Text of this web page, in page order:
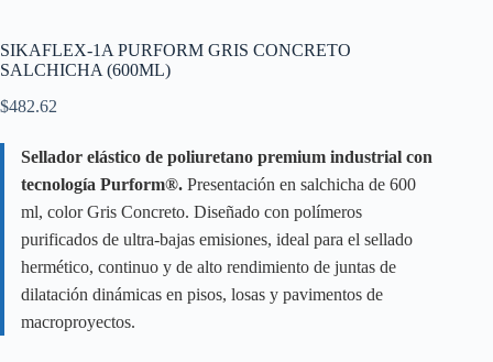
SIKAFLEX-1A PURFORM GRIS CONCRETO
SALCHICHA (600ML)
$482.62
Sellador elástico de poliuretano premium industrial con
tecnología Purform®. Presentación en salchicha de 600
ml, color Gris Concreto. Diseñado con polímeros
purificados de ultra-bajas emisiones, ideal para el sellado
hermético, continuo y de alto rendimiento de juntas de
dilatación dinámicas en pisos, losas y pavimentos de
macroproyectos.